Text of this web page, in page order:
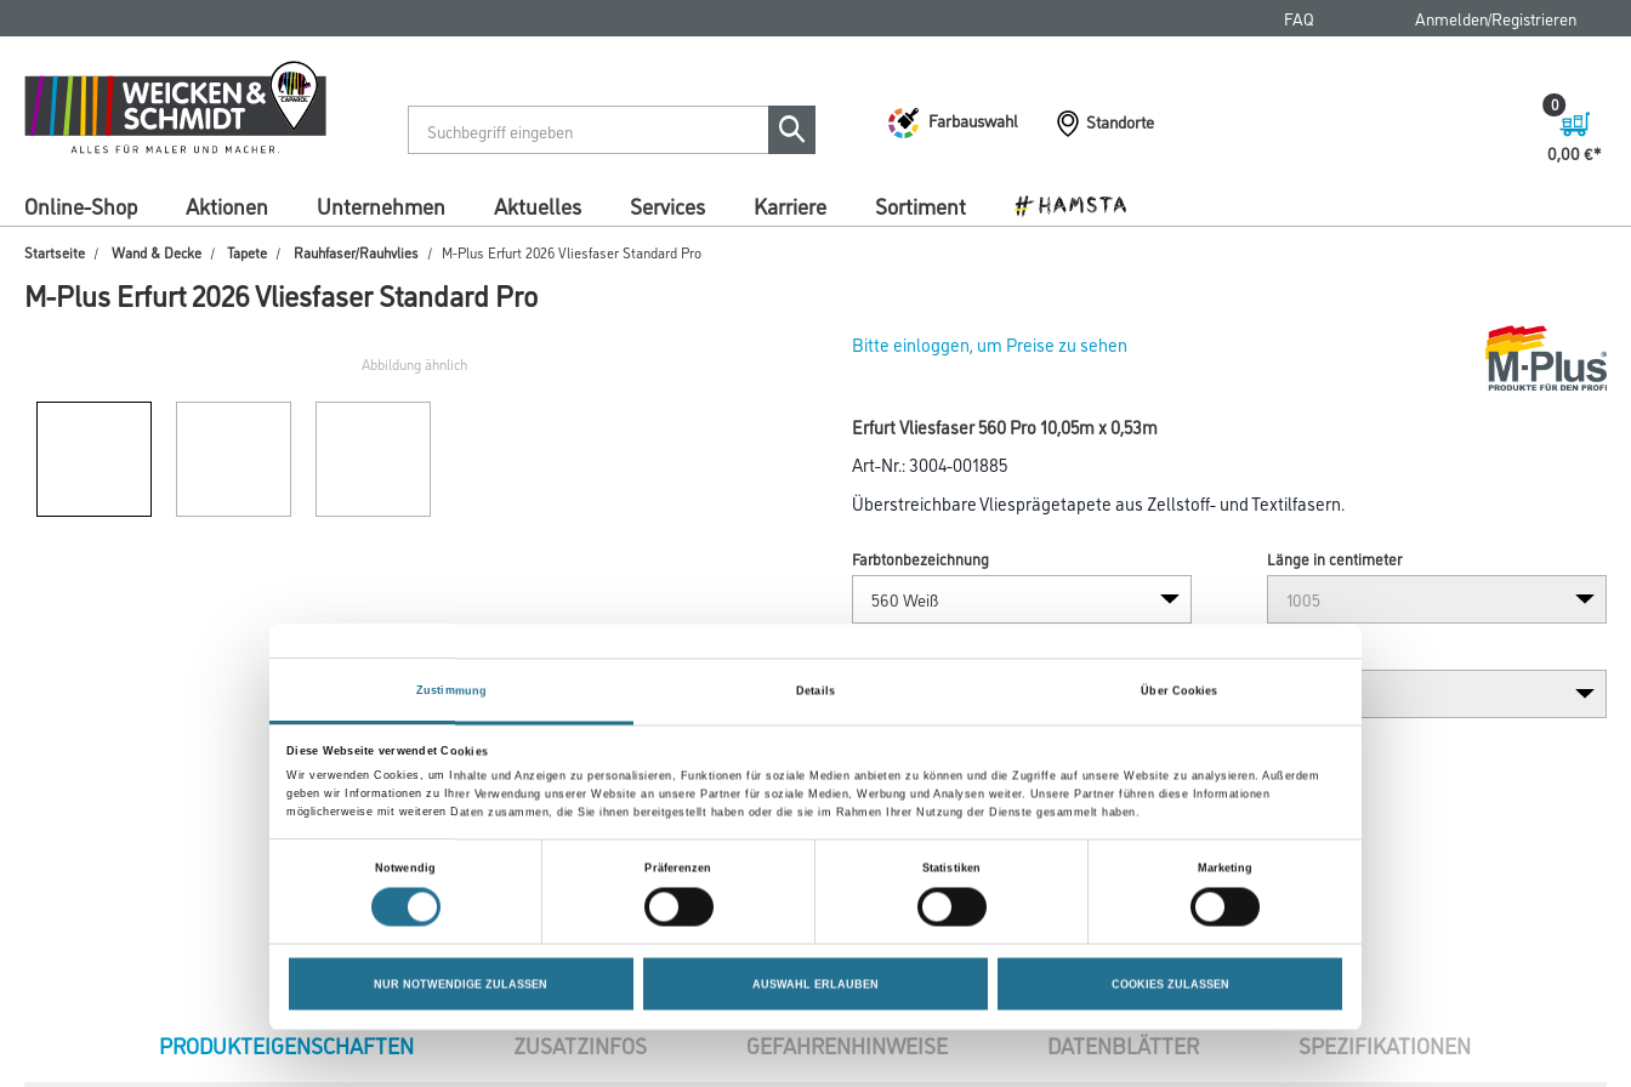
Zustimmung Details Über Cookies
Diese Webseite verwendet Cookies
Wir verwenden Cookies, um Inhalte und Anzeigen zu personalisieren, Funktionen für soziale Medien anbieten zu können und die Zugriffe auf unsere Website zu analysieren. Außerdem
geben wir Informationen zu Ihrer Verwendung unserer Website an unsere Partner für soziale Medien, Werbung und Analysen weiter. Unsere Partner führen diese Informationen
möglicherweise mit weiteren Daten zusammen, die Sie ihnen bereitgestellt haben oder die sie im Rahmen Ihrer Nutzung der Dienste gesammelt haben.
Notwendig
Präferenzen Statistiken Marketing
NUR NOTWENDIGE ZULASSEN AUSWAHL ERLAUBEN COOKIES ZULASSEN
springen
springen
FAQ Anmelden/Registrieren
Farbauswahl
Standorte
0,00 €
0
Online-Shop Aktionen Unternehmen Aktuelles Services Karriere Sortiment
Startseite Wand & Decke Tapete Rauhfaser/Rauhvlies M-Plus Erfurt 2026 Vliesfaser Standard Pro
M-Plus Erfurt 2026 Vliesfaser Standard Pro
Abbildung ähnlich
Bitte einloggen, um Preise zu sehen
Erfurt Vliesfaser 560 Pro 10,05m x 0,53m
Art-Nr.:3004-001885
Überstreichbare Vliesprägetapete aus Zellstoff- und Textilfasern.
Farbtonbezeichnung Länge in centimeter
Umrechnungsfaktoren
CURRENT
PRODUKTEIGENSCHAFTEN ZUSATZINFOS GEFAHRENHINWEISE DATENBLÄTTER SPEZIFIKATIONEN